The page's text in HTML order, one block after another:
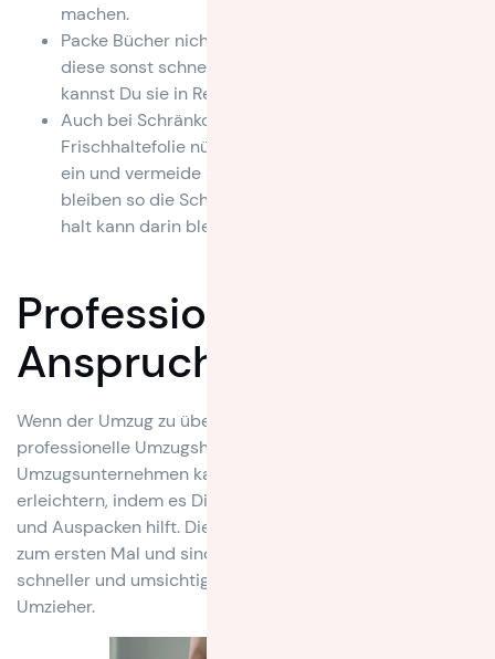
machen.
Packe Bücher nicht in große Umzugskisten, da
diese sonst schnell zu schwer werden. Stattdessen
kannst Du sie in Reisekoffer mit Rollen packen.
Auch bei Schränkchen oder Kommoden kann sich
Frischhaltefolie nützlich machen: wickele sie darin
ein und vermeide so Kratzer im Lack! Zudem
bleiben so die Schubladen geschlossen und ihr Im
halt kann darin bleiben.
Professionelle Hilfe in
Anspruch nehmen
Wenn der Umzug zu überwältigend erscheint, solltest Du
professionelle Umzugshelfer in Betracht ziehen. Ein
Umzugsunternehmen kann den Prozess erheblich
erleichtern, indem es Dir beim Packen, Transportieren
und Auspacken hilft. Die Profis machen diesen Job nicht
zum ersten Mal und sind in vielerlei Hinsicht effizienter,
schneller und umsichtiger als der durchschnittliche
Umzieher.